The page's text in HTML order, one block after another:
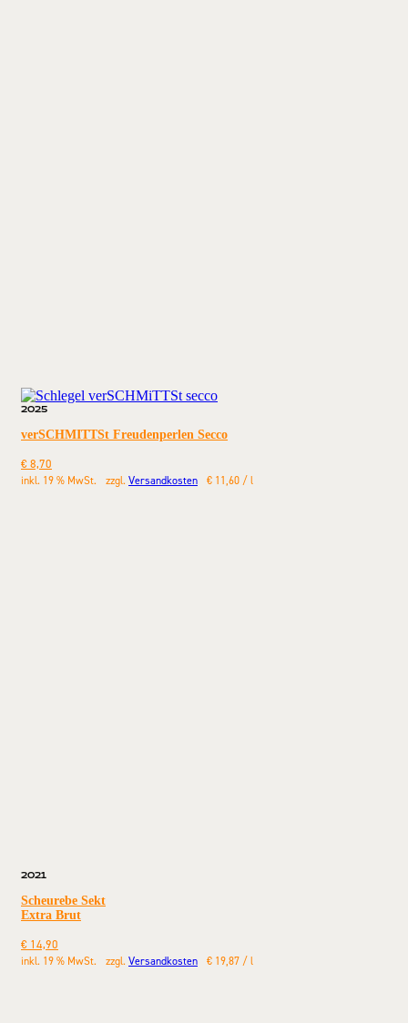
2025
verSCHMITTSt Freudenperlen Secco
€8,70
inkl. 19 % MwSt. zzgl. Versandkosten € 11,60 / l
2021
Scheurebe Sekt
Extra Brut
€ 14,90
inkl. 19 % MwSt. zzgl. Versandkosten € 19,87 / l